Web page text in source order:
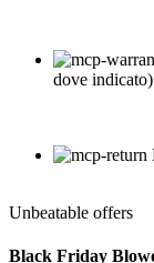
dove indicato)
Unbeatable offers
Black Friday